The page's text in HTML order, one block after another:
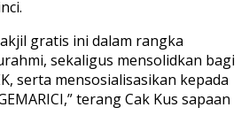
gratis ini dalam rangka
sekaligus mensolidkan bagi
serta mensosialisasikan kepada
terang Cak Kus sapaan